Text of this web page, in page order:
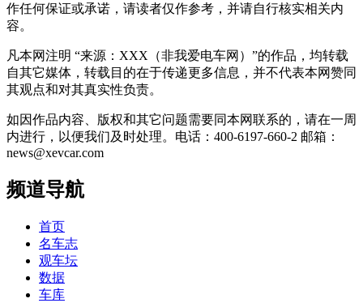
作任何保证或承诺，请读者仅作参考，并请自行核实相关内
容。
凡本网注明 “来源：XXX（非我爱电车网）”的作品，均转载
自其它媒体，转载目的在于传递更多信息，并不代表本网赞同
其观点和对其真实性负责。
如因作品内容、版权和其它问题需要同本网联系的，请在一周
内进行，以便我们及时处理。电话：400-6197-660-2 邮箱：
news@xevcar.com
频道导航
首页
名车志
观车坛
数据
车库